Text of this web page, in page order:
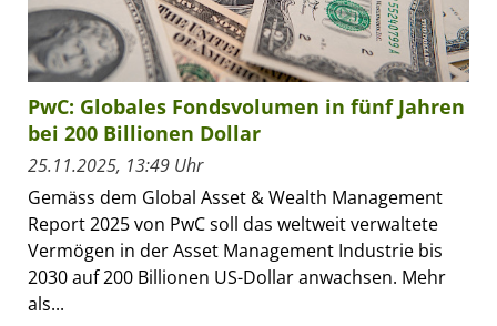
PwC: Globales Fondsvolumen in fünf Jahren
bei 200 Billionen Dollar
25.11.2025, 13:49 Uhr
Gemäss dem Global Asset & Wealth Management
Report 2025 von PwC soll das weltweit verwaltete
Vermögen in der Asset Management Industrie bis
2030 auf 200 Billionen US-Dollar anwachsen. Mehr
als...